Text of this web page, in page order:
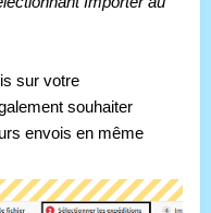
sur votre
souhaiter
envois en même